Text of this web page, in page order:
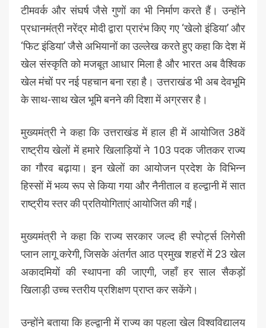
टीमवर्क और संघर्ष जैसे गुणों का भी निर्माण करते हैं। उन्होंने
प्रधानमंत्री नरेंद्र मोदी द्वारा प्रारंभ किए गए ‘खेलो इंडिया’ और
‘फिट इंडिया’ जैसे अभियानों का उल्लेख करते हुए कहा कि देश में
खेल संस्कृति को मजबूत आधार मिला है और भारत अब वैश्विक
खेल मंचों पर नई पहचान बना रहा है। उत्तराखंड भी अब देवभूमि
के साथ-साथ खेल भूमि बनने की दिशा में अग्रसर है।
मुख्यमंत्री ने कहा कि उत्तराखंड में हाल ही में आयोजित 38वें
राष्ट्रीय खेलों में हमारे खिलाड़ियों ने 103 पदक जीतकर राज्य
का गौरव बढ़ाया। इन खेलों का आयोजन प्रदेश के विभिन्न
हिस्सों में भव्य रूप से किया गया और नैनीताल व हल्द्वानी में सात
राष्ट्रीय स्तर की प्रतियोगिताएं आयोजित की गईं।
मुख्यमंत्री ने कहा कि राज्य सरकार जल्द ही स्पोर्ट्स लिगेसी
प्लान लागू करेगी, जिसके अंतर्गत आठ प्रमुख शहरों में 23 खेल
अकादमियों की स्थापना की जाएगी, जहाँ हर साल सैकड़ों
खिलाड़ी उच्च स्तरीय प्रशिक्षण प्राप्त कर सकेंगे।
उन्होंने बताया कि हल्द्वानी में राज्य का पहला खेल विश्वविद्यालय